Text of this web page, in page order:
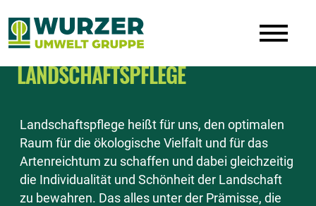
LANDSCHAFTSPFLEGE
Landschaftspflege heißt für uns, den optimalen
Raum für die ökologische Vielfalt und für das
Artenreichtum zu schaffen und dabei gleichzeitig
die Individualität und Schönheit der Landschaft
zu bewahren. Das alles unter der Prämisse, die